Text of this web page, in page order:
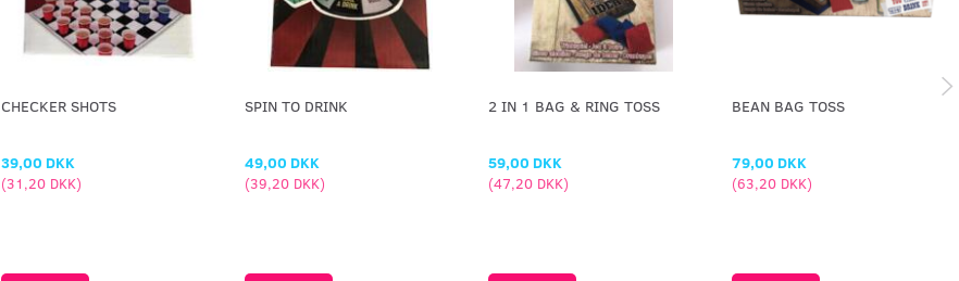
CHECKER SHOTS
39,00 DKK
(31,20 DKK)
SPIN TO DRINK
49,00 DKK
(39,20 DKK)
2 IN 1 BAG & RING TOSS
59,00 DKK
(47,20 DKK)
BEAN BAG TOSS
79,00 DKK
(63,20 DKK)